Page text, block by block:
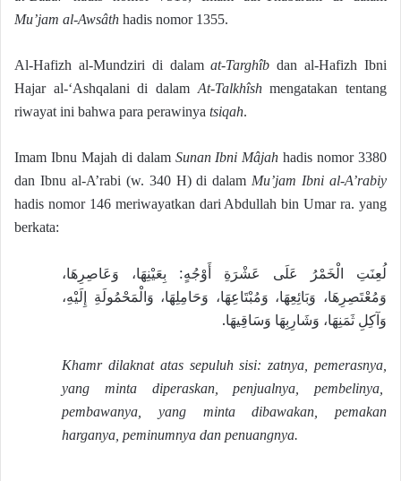
Mu’jam al-Awsâth hadis nomor 1355.
Al-Hafizh al-Mundziri di dalamat-Targhîb dan al-Hafizh Ibni
Hajar al-‘Ashqalani di dalam At-Talkhîshmengatakan tentang
riwayat ini bahwa para perawinya tsiqah.
Imam Ibnu Majah di dalam Sunan Ibni Mâjah hadis nomor 3380
dan Ibnu al-A’rabi (w. 340 H) di dalam Mu’jam Ibni al-A’rabiy
hadis nomor 146 meriwayatkan dari Abdullah bin Umar ra. yang
berkata:
لُعِنَتِ الْخَمْرُ عَلَى عَشْرَةِ أَوْجُهٍ: بِعَيْنِهَا، وَعَاصِرِهَا،
وَمُعْتَصِرِهَا، وَبَائِعِهَا، وَمُبْتَاعِهَا، وَحَامِلِهَا، وَالْمَحْمُولَةِ إِلَيْهِ،
وَآكِلِ ثَمَنِهَا، وَشَارِبِهَا وَسَاقِيهَا.
Khamr dilaknat atas sepuluh sisi: zatnya, pemerasnya,
yang minta diperaskan, penjualnya, pembelinya,
pembawanya, yang minta dibawakan, pemakan
harganya, peminumnya dan penuangnya.